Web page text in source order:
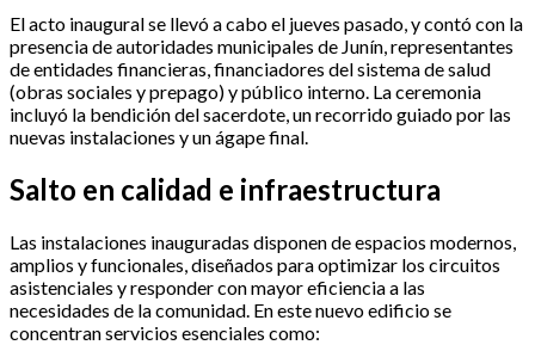
El acto inaugural se llevó a cabo el jueves pasado, y contó con la
presencia de autoridades municipales de Junín, representantes
de entidades financieras, financiadores del sistema de salud
(obras sociales y prepago) y público interno. La ceremonia
incluyó la bendición del sacerdote, un recorrido guiado por las
nuevas instalaciones y un ágape final.
Salto en calidad e infraestructura
Las instalaciones inauguradas disponen de espacios modernos,
amplios y funcionales, diseñados para optimizar los circuitos
asistenciales y responder con mayor eficiencia a las
necesidades de la comunidad. En este nuevo edificio se
concentran servicios esenciales como: